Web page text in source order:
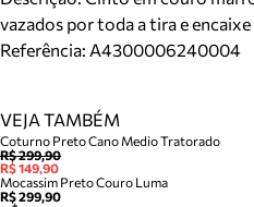
vazados por toda a tira e
Referência: A4300006240004
VEJA TAMBÉM
Coturno Preto Cano Medio Tratorado
R$ 299,90
R$ 149,90
Mocassim Preto Couro Luma
R$ 299,90